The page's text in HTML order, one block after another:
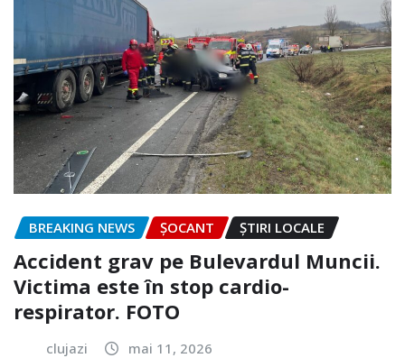
BREAKING NEWS ȘOCANT ȘTIRI LOCALE
Accident grav pe Bulevardul Muncii.
Victima este în stop cardio-
respirator. FOTO
clujazi mai 11, 2026